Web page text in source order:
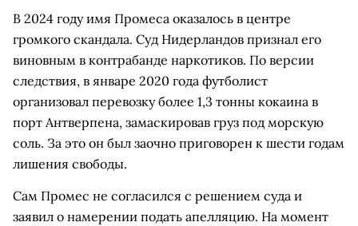
В 2024 году имя Промеса оказалось в центре
громкого скандала. Суд Нидерландов признал его
виновным в контрабанде наркотиков. По версии
следствия, в январе 2020 года футболист
организовал перевозку более 1,3 тонны кокаина в
порт Антверпена, замаскировав груз под морскую
соль. За это он был заочно приговорен к шести годам
лишения свободы.
Сам Промес не согласился с решением суда и
заявил о намерении подать апелляцию. На момент